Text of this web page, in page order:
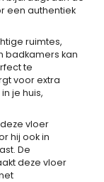
een authentiek
ruimtes,
badkamers kan
te
voor extra
je huis,
vloer
hij ook in
De
deze vloer